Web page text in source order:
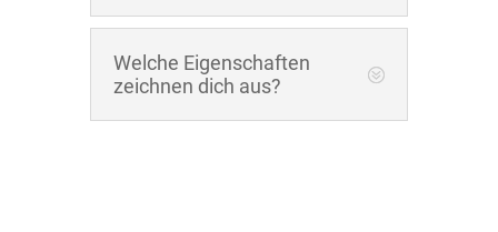
Welche Eigenschaften
zeichnen dich aus?